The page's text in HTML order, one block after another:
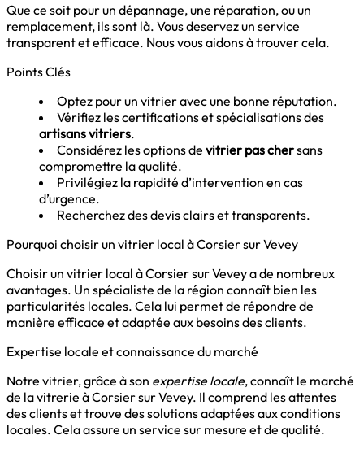
Que ce soit pour un dépannage, une réparation, ou un
remplacement, ils sont là. Vous deservez un service
transparent et efficace. Nous vous aidons à trouver cela.
Points Clés
Optez pour un vitrier avec une bonne réputation.
Vérifiez les certifications et spécialisations des
artisans vitriers.
Considérez les options de vitrier pas chersans
compromettre la qualité.
Privilégiez la rapidité d’intervention en cas
d’urgence.
Recherchez des devis clairs et transparents.
Pourquoi choisir un vitrier local à Corsier sur Vevey
Choisir un vitrier local à Corsier sur Vevey a de nombreux
avantages. Un spécialiste de la région connaît bien les
particularités locales. Cela lui permet de répondre de
manière efficace et adaptée aux besoins des clients.
Expertise locale et connaissance du marché
Notre vitrier, grâce à son expertise locale, connaît le marché
de la vitrerie à Corsier sur Vevey. Il comprend les attentes
des clients et trouve des solutions adaptées aux conditions
locales. Cela assure un service sur mesure et de qualité.